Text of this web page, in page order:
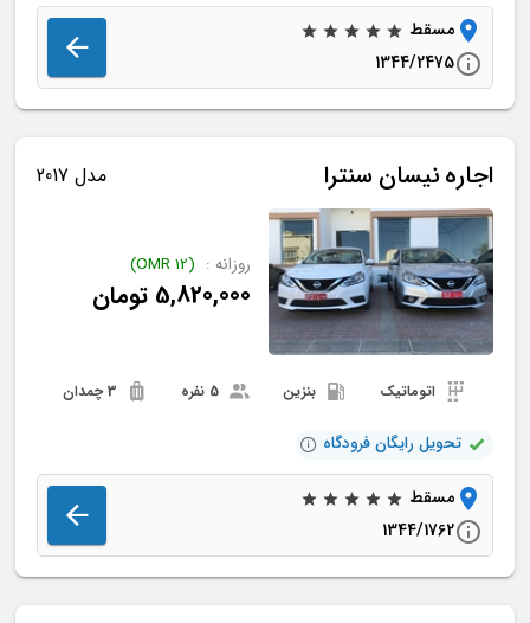
مسقط
1344/2475
اجارهنیسان سنترا مدل 2017
روزانه : (
12
OMR
)
5,820,000 تومان
اتوماتیک بنزین
تحویل رایگان فرودگاه
مسقط
1344/1762